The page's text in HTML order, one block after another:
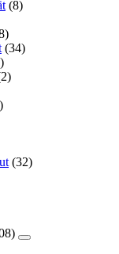
(8)
(34)
(32)